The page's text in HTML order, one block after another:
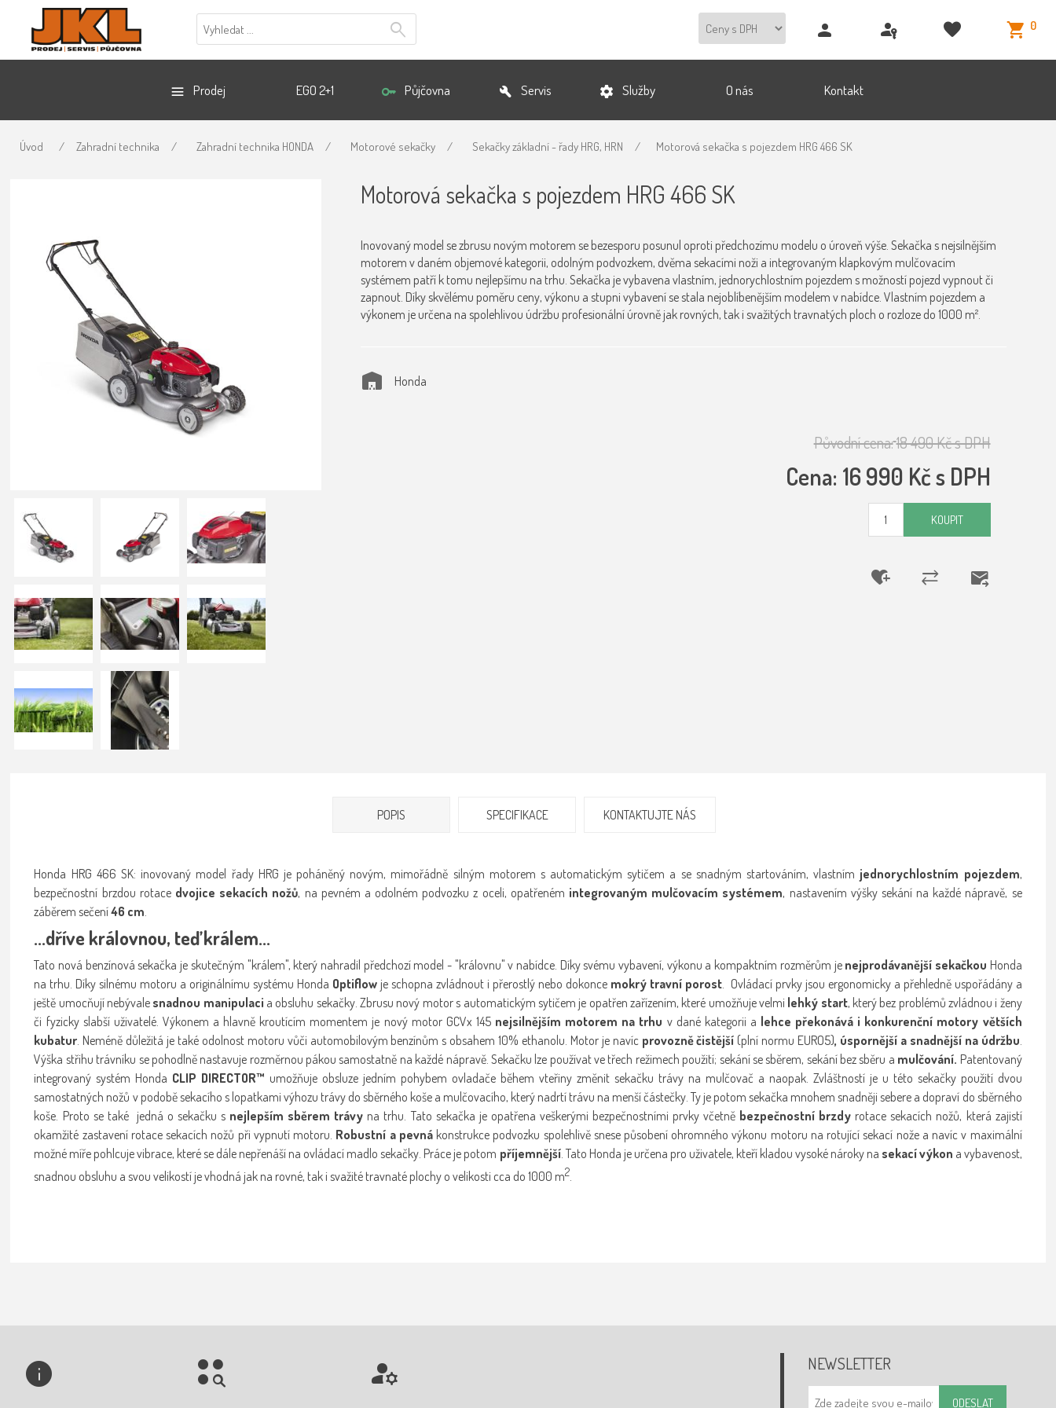
0
Prodej EGO 2+1 Půjčovna Servis Služby O nás Kontakt
Úvod / Zahradní technika / Zahradní technika HONDA / Motorové sekačky / Sekačky základní - řady HRG, HRN / Motorová sekačka s pojezdem HRG 466 SK
Motorová sekačka s pojezdem HRG 466 SK
Inovovaný model se zbrusu novým motorem se bezesporu posunul oproti předchozímu modelu o úroveň výše. Sekačka s nejsilnějším
motorem v daném objemové kategorii, odolným podvozkem, dvěma sekacími noži a integrovaným klapkovým mulčovacím
systémem patří k tomu nejlepšímu na trhu. Sekačka je vybavena vlastním, jednorychlostním pojezdem s možností pojezd vypnout či
zapnout. Díky skvělému poměru ceny, výkonu a stupni vybavení se stala nejoblíbenějším modelem v nabídce. Vlastním pojezdem a
výkonem je určena na spolehlivou údržbu profesionální úrovně jak rovných, tak i svažitých travnatých ploch o rozloze do 1000 m².
Honda
Původní cena:18 490 Kč s DPH
Cena: 16 990 Kč s DPH
KOUPIT
POPIS SPECIFIKACE KONTAKTUJTE NÁS
Honda HRG 466 SK: inovovaný model řady HRG je poháněný novým, mimořádně silným motorem s automatickým sytičem a se snadným startováním, vlastním jednorychlostním pojezdem,
bezpečnostní brzdou rotace dvojice sekacích nožů, na pevném a odolném podvozku z oceli, opatřeném integrovaným mulčovacím systémem, nastavením výšky sekání na každé nápravě, se
záběrem sečení46 cm
...dříve královnou, teď králem...
Tato nová benzínová sekačka je skutečným "králem", který nahradil předchozí model - "královnu" v nabídce. Díky svému vybavení, výkonu a kompaktním rozměrům je nejprodávanější sekačkou Honda
na trhu. Díky silnému motoru a originálnímu systému Honda Optiflow je schopna zvládnout i přerostlý nebo dokonce mokrý travní porost. Ovládací prvky jsou ergonomicky a přehledně uspořádány a
ještě umocňují nebývale snadnou manipulaci a obsluhu sekačky. Zbrusu nový motor s automatickým sytičem je opatřen zařízením, které umožňuje velmi lehký start, který bez problémů zvládnou i ženy
či fyzicky slabší uživatelé. Výkonem a hlavně kroutícím momentem je nový motor GCVx 145 nejsilnějším motorem na trhu v dané kategorii a lehce překonává i konkurenční motory větších
kubatur . Neméně důležitá je také odolnost motoru vůči automobilovým benzínům s obsahem 10% ethanolu. Motor je navíc provozně čistější (plní normu EURO5), úspornější a snadnější na údržbu
Výška střihu trávníku se pohodlně nastavuje rozměrnou pákou samostatně na každé nápravě. Sekačku lze používat ve třech režimech použití; sekání se sběrem, sekání bez sběru a mulčování. Patentovaný
integrovaný systém Honda CLIP DIRECTOR™ umožňuje obsluze jedním pohybem ovladače během vteřiny změnit sekačku trávy na mulčovač a naopak. Zvláštností je u této sekačky použití dvou
samostatných nožů v podobě sekacího s lopatkami výhozu trávy do sběrného koše a mulčovacího, který nadrtí trávu na menší částečky. Ty je potom sekačka mnohem snadněji sebere a dopraví do sběrného
koše. Proto se také jedná o sekačku s nejlepším sběrem trávy na trhu. Tato sekačka je opatřena veškerými bezpečnostními prvky včetně bezpečnostní brzdy rotace sekacích nožů, která zajistí
okamžité zastavení rotace sekacích nožů při vypnutí motoru. Robustní a pevnákonstrukce podvozku spolehlivě snese působení ohromného výkonu motoru na rotující sekací nože a navíc v maximální
možné míře pohlcuje vibrace, které se dále nepřenáší na ovládací madlo sekačky. Práce je potom příjemnější. Tato Honda je určena pro uživatele, kteří kladou vysoké nároky na sekací výkon a vybavenost,
snadnou obsluhu a svou velikostí je vhodná jak na rovné, tak i svažité travnaté plochy o velikosti cca do 1000 m2
NEWSLETTER
ODESLAT